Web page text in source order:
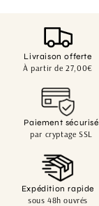
Livraison offerte
À partir de 27,00€
Paiement sécurisé
par cryptage SSL
Expédition rapide
sous 48h ouvrés